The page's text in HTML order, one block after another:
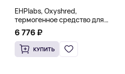
EHPlabs, Oxyshred,
термогенное средство для
сжигания жира, малиновое
освежение, 318 г (11,2 унции)
6 776 ₽
КУПИТЬ